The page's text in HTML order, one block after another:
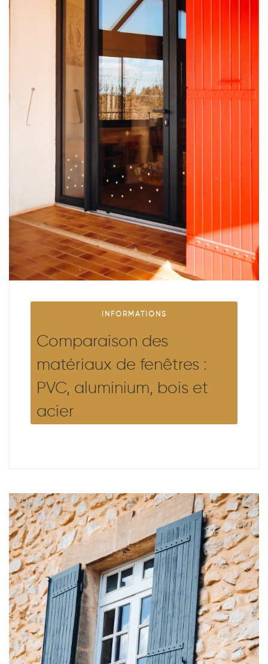
INFORMATIONS
Comparaison des
matériaux de fenêtres :
PVC, aluminium, bois et
acier